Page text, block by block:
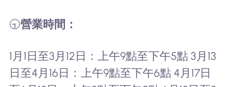
🕤營業時間：
1月1日至3月12日：上午9點至下午5點 3月13
日至4月16日：上午9點至下午6點 4月17日